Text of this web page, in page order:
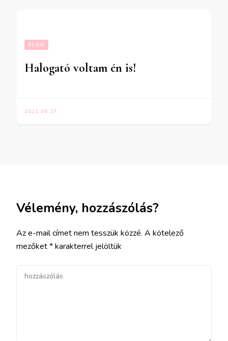
BLOG
Halogató voltam én is!
2021.06.27.
Vélemény, hozzászólás?
Az e-mail címet nem tesszük közzé. A kötelező
mezőket*karakterrel jelöltük